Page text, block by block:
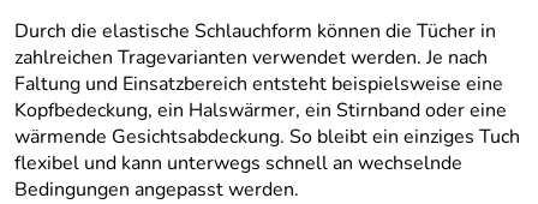
Durch die elastische Schlauchform können die Tücher in
zahlreichen Tragevarianten verwendet werden. Je nach
Faltung und Einsatzbereich entsteht beispielsweise eine
Kopfbedeckung, ein Halswärmer, ein Stirnband oder eine
wärmende Gesichtsabdeckung. So bleibt ein einziges Tuch
flexibel und kann unterwegs schnell an wechselnde
Bedingungen angepasst werden.